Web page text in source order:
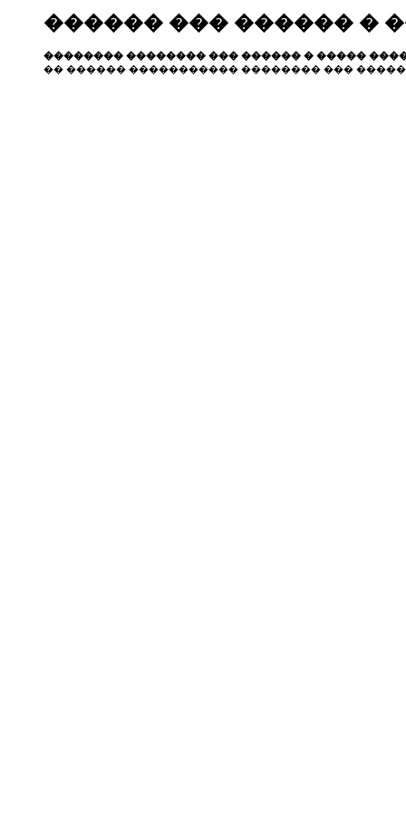
������ ��� ������ �
�������� �������� ��� ������ � �����
�� ������ ����������� �������� ���